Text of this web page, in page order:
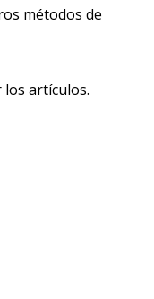
métodos de
los artículos.